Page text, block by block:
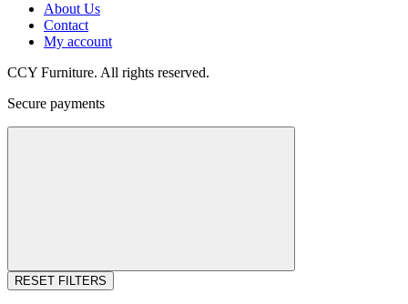
About Us
Contact
My account
CCY Furniture. All rights reserved.
Secure payments
RESET FILTERS